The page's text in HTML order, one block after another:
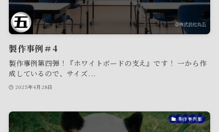
製作事例＃4
製作事例第四弾！『ホワイトボードの支え』です！ 一から作
成しているので、サイズ...
2025年4月28日
製作事例集